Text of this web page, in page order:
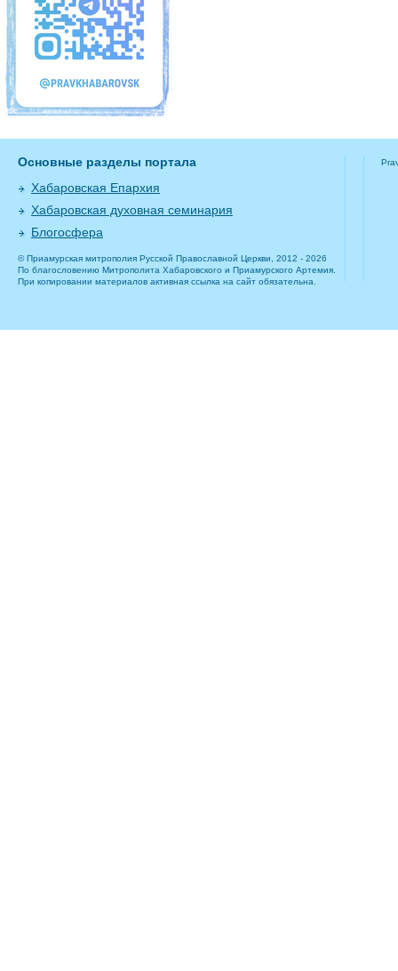
Основные разделы портала
Хабаровская Епархия
Хабаровская духовная семинария
Блогосфера
© Приамурская митрополия Русской Православной Церкви, 2012 - 2026
По благословению Митрополита Хабаровского и Приамурского Артемия.
При копировании материалов активная ссылка на сайт обязательна.